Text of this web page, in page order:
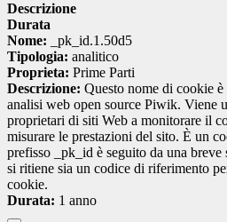
Descrizione
Durata
Nome: _pk_id.1.50d5
Tipologia: analitico
Proprieta: Prime Parti
Descrizione: Questo nome di cookie
analisi web open source Piwik. Viene
proprietari di siti Web a monitorare il
misurare le prestazioni del sito. È un
prefisso _pk_id è seguito da una breve
si ritiene sia un codice di riferimento
cookie.
Durata: 1 anno